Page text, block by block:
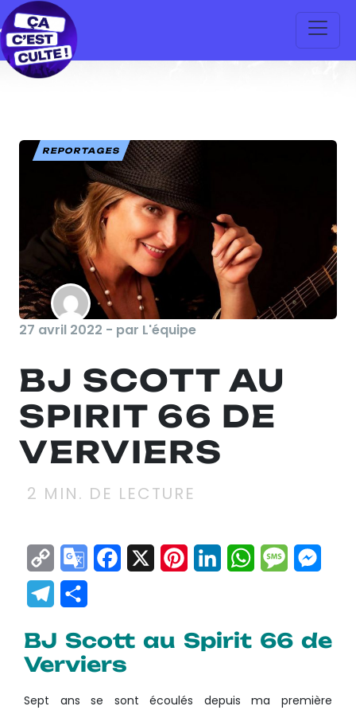
REPORTAGES
27 avril 2022 - par L'équipe
BJ SCOTT AU
SPIRIT 66 DE
VERVIERS
2 MIN. DE LECTURE
Copy
Link
GoogleFacebook
X Pinterest
LinkedInWhatsApp
Telegram
BJ Scott au Spirit 66 de
Verviers
Sept ans se sont écoulés depuis ma première